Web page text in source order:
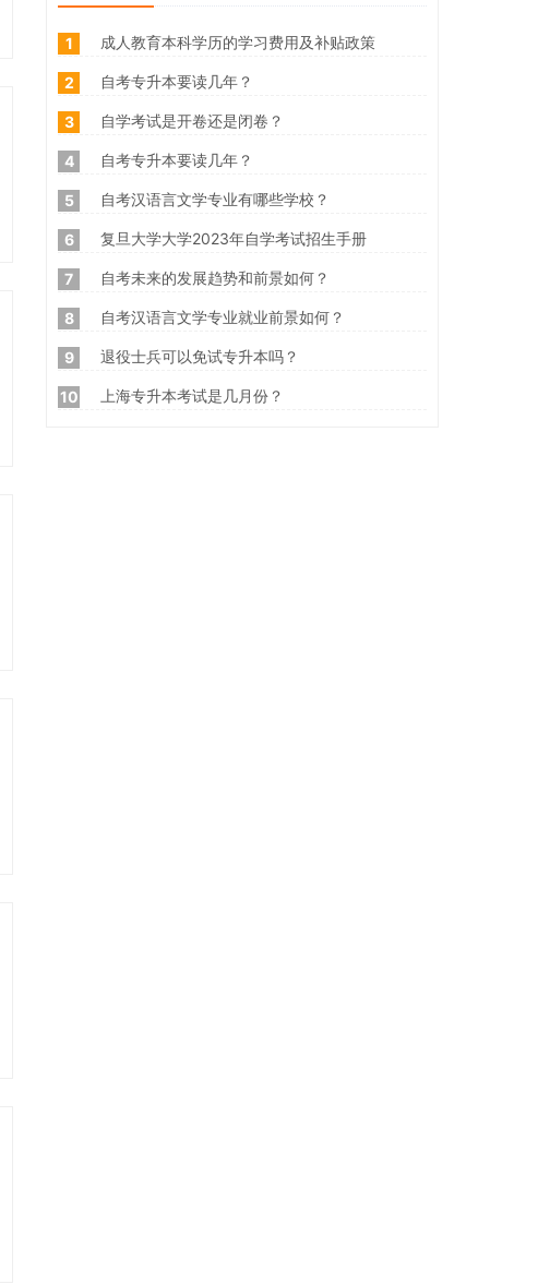
1 成人教育本科学历的学习费用及补贴政策
2 自考专升本要读几年？
3 自学考试是开卷还是闭卷？
4 自考专升本要读几年？
5 自考汉语言文学专业有哪些学校？
6 复旦大学大学2023年自学考试招生手册
7 自考未来的发展趋势和前景如何？
8 自考汉语言文学专业就业前景如何？
9 退役士兵可以免试专升本吗？
10 上海专升本考试是几月份？